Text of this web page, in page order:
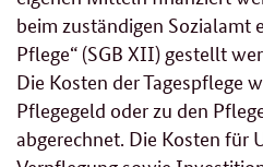
beim zuständigen Sozialamt
Pflege“ (SGB XII) gestellt
Die Kosten der Tagespflege
Pflegegeld oder zu den
abgerechnet. Die Kosten für